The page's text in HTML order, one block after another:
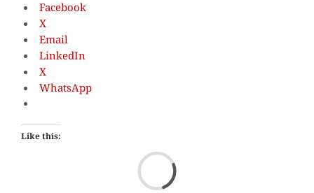
Facebook
X
Email
LinkedIn
X
WhatsApp
Like this: